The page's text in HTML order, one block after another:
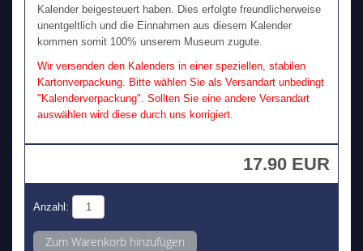
Kalender beigesteuert haben. Dies erfolgte freundlicherweise
unentgeltlich und die Einnahmen aus diesem Kalender
kommen somit 100% unserem Museum zugute.
Wir versenden den Kalenders in einer speziellen, stabilen
Kartonverpackung. Bitte wählen Sie als Versandart unbedingt
"Kalenderverpackung". Sollten Sie eine andere Versandart
auswählen wird diese durch uns korrigiert.
17.90 EUR
Anzahl: